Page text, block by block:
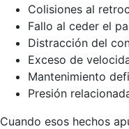
Colisiones al
Fallo al ceder el
Distracción del
Exceso de
Mantenimiento
Presión
Cuando esos hechos